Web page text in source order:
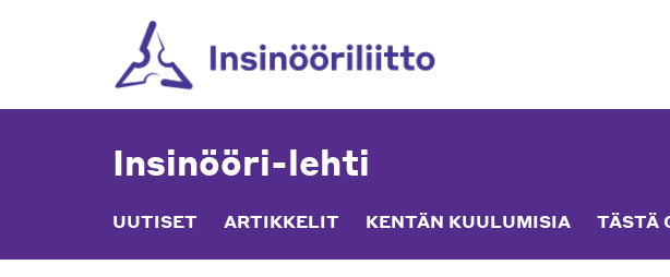
Insinööri-lehti
UUTISET ARTIKKELIT KENTÄN KUULUMISIA TÄSTÄ